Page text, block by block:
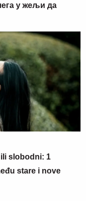
у жељи да
ili slobodni: 1
stare i nove